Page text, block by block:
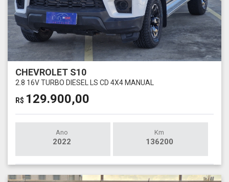
CHEVROLET S10
2.8 16V TURBO DIESEL LS CD 4X4 MANUAL
R$ 129.900,00
Ano
2022
Km
136200